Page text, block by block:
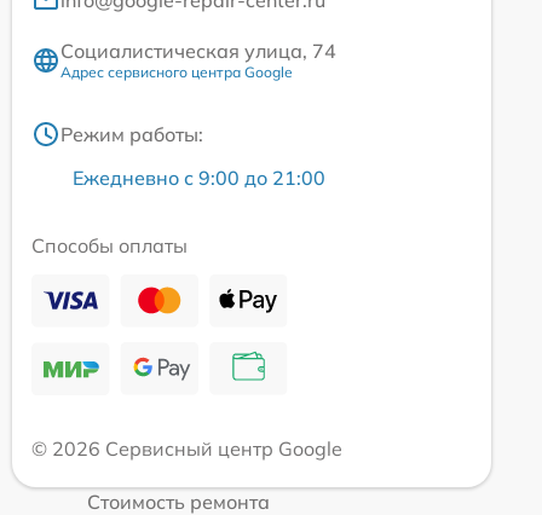
Социалистическая улица, 74
Адрес сервисного центра Google
Режим работы:
Ежедневно с 9:00 до 21:00
Способы оплаты
© 2026 Сервисный центр Google
Стоимость ремонта